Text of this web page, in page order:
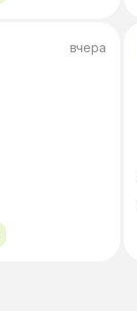
вчера